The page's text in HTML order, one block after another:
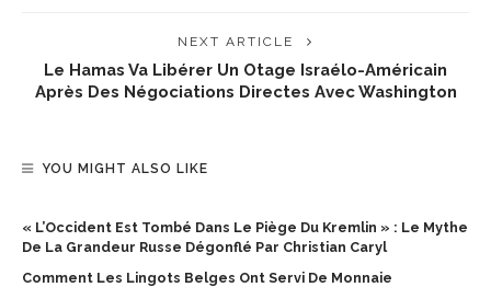
NEXT ARTICLE
Le Hamas Va Libérer Un Otage Israélo-Américain
Après Des Négociations Directes Avec Washington
YOU MIGHT ALSO LIKE
« L’Occident Est Tombé Dans Le Piège Du Kremlin » : Le Mythe
De La Grandeur Russe Dégonflé Par Christian Caryl
Comment Les Lingots Belges Ont Servi De Monnaie